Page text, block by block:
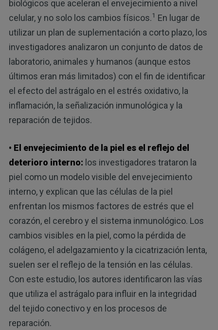
biológicos que aceleran el envejecimiento a nivel
celular, y no solo los cambios físicos.1 En lugar de
utilizar un plan de suplementación a corto plazo, los
investigadores analizaron un conjunto de datos de
laboratorio, animales y humanos (aunque estos
últimos eran más limitados) con el fin de identificar
el efecto del astrágalo en el estrés oxidativo, la
inflamación, la señalización inmunológica y la
reparación de tejidos.
• El envejecimiento de la piel es el reflejo del
deterioro interno: los investigadores trataron la
piel como un modelo visible del envejecimiento
interno, y explican que las células de la piel
enfrentan los mismos factores de estrés que el
corazón, el cerebro y el sistema inmunológico. Los
cambios visibles en la piel, como la pérdida de
colágeno, el adelgazamiento y la cicatrización lenta,
suelen ser el reflejo de la tensión en las células.
Con este estudio, los autores identificaron las vías
que utiliza el astrágalo para influir en la integridad
del tejido conectivo y en los procesos de
reparación.